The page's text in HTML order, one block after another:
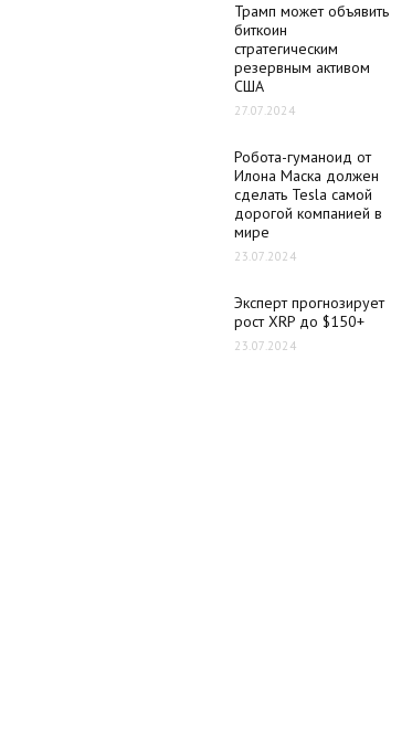
Трамп может объявить
биткоин
стратегическим
резервным активом
США
27.07.2024
Робота-гуманоид от
Илона Маска должен
сделать Tesla самой
дорогой компанией в
мире
23.07.2024
Эксперт прогнозирует
рост XRP до $150+
23.07.2024